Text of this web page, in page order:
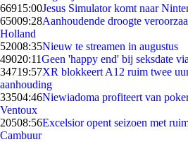
66915:00Jesus Simulator komt naar
65009:28Aanhoudende droogte
Holland
52008:35Nieuw te streamen in augustus
49020:11Geen 'happy end' bij seksdate
34719:57XR blokkeert A12 ruim twee
aanhouding
33504:46Niewiadoma profiteert van
Ventoux
20508:56Excelsior opent seizoen met
Cambuur